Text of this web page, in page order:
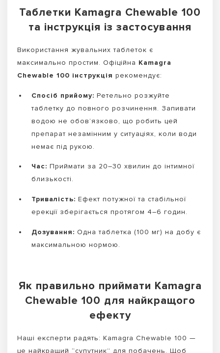
Таблетки Kamagra Chewable 100
та інструкція із застосування
Використання жувальних таблеток є
максимально простим. Офіційна Kamagra
Chewable 100 інструкція рекомендує:
Спосіб прийому: Ретельно розжуйте
таблетку до повного розчинення. Запивати
водою не обов’язково, що робить цей
препарат незамінним у ситуаціях, коли води
немає під рукою.
Час: Приймати за 20–30 хвилин до інтимної
близькості.
Тривалість: Ефект потужної та стабільної
ерекції зберігається протягом 4–6 годин.
Дозування: Одна таблетка (100 мг) на добу є
максимальною нормою.
Як правильно приймати Kamagra
Chewable 100 для найкращого
ефекту
Наші експерти радять: Kamagra Chewable 100 —
це найкращий “супутник” для побачень. Щоб